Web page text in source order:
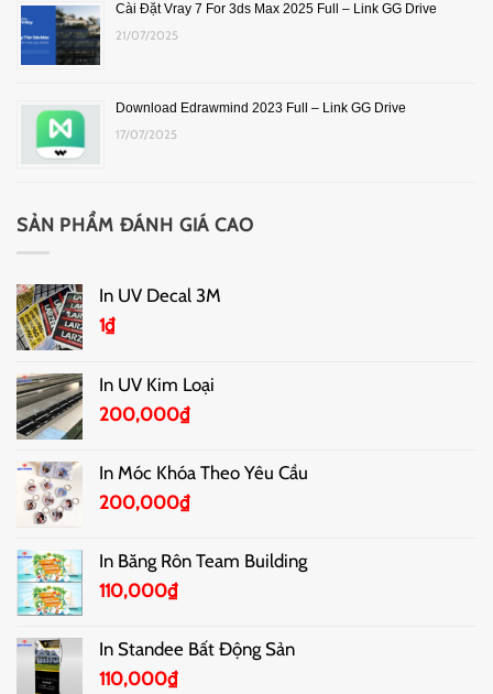
Cài Đặt Vray 7 For 3ds Max 2025 Full – Link GG Drive
21/07/2025
Download Edrawmind 2023 Full – Link GG Drive
17/07/2025
SẢN PHẨM ĐÁNH GIÁ CAO
In UV Decal 3M
1₫
In UV Kim Loại
200,000₫
In Móc Khóa Theo Yêu Cầu
200,000₫
In Băng Rôn Team Building
110,000₫
In Standee Bất Động Sản
110,000₫